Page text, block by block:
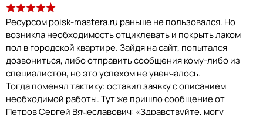
Ресурсом poisk-mastera.ru раньше не пользовался. Но
возникла необходимость отциклевать и покрыть лаком
пол в городской квартире. Зайдя на сайт, попытался
дозвониться, либо отправить сообщения кому-либо из
специалистов, но это успехом не увенчалось.
Тогда поменял тактику: оставил заявку с описанием
необходимой работы. Тут же пришло сообщение от
Петров Сергей Вячеславович: «Здравствуйте, могу